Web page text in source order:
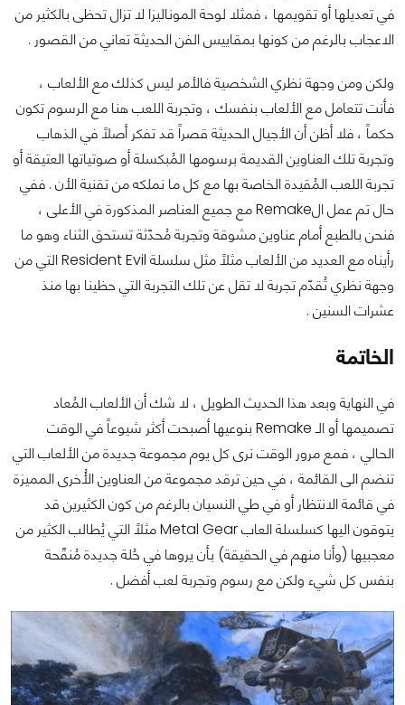
في تعديلها أو تقويمها ، فمثلا لوحة الموناليزا لا تزال تحظى بالكثير من
الاعجاب بالرغم من كونها بمقاييس الفن الحديثة تعاني من القصور .
ولكن ومن وجهة نظري الشخصية فالأمر ليس كذلك مع الألعاب ،
فأنت تتعامل مع الألعاب بنفسك ، وتجربة اللعب هنا مع الرسوم تكون
حكماً ، فلا أظن أن الأجيال الحديثة قصراً قد تفكر أصلاً في الذهاب
وتجربة تلك العناوين القديمة برسومها المُبكسلة أو صوتياتها العتيقة أو
تجربة اللعب المُقيدة الخاصة بها مع كل ما نملكه من تقنية الأن . ففي
حال تم عمل الRemake مع جميع العناصر المذكورة في الأعلى ،
فنحن بالطبع أمام عناوين مشوقة وتجربة مُحدّثة تستحق الثناء وهو ما
رأيناه مع العديد من الألعاب مثلاً مثل سلسلة Resident Evil التي من
وجهة نظري تُقدّم تجربة لا تقل عن تلك التجربة التي حظينا بها منذ
عشرات السنين .
الخاتمة
في النهاية وبعد هذا الحديث الطويل ، لا شك أن الألعاب المُعاد
تصميمها أو الـ Remake بنوعيها أصبحت أكثر شيوعاً في الوقت
الحالي ، فمع مرور الوقت نرى كل يوم مجموعة جديدة من الألعاب التي
تنضم الى القائمة ، في حين ترقد مجموعة من العناوين الأُخرى المميزة
في قائمة الانتظار أو في طي النسيان بالرغم من كون الكثيرين قد
يتوقون اليها كسلسلة العاب Metal Gear مثلاً التي يُطالب الكثير من
معجبيها (وأنا منهم في الحقيقة) بأن يروها في حُلة جديدة مُنقّحة
بنفس كل شيء ولكن مع رسوم وتجربة لعب أفضل .